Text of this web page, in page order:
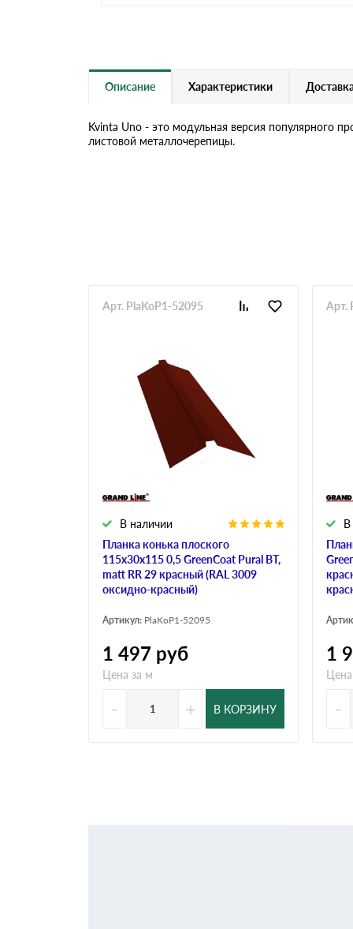
RAL 6020
Описание Характеристики
Kvinta Uno - это модульная версия популярного
листовой металлочерепицы.
Планка конька плоского
115х30х115 0,5 GreenCoat Pural BT,
matt RR 29 красный (RAL 3009
оксидно-красный)
В наличии
Арт. PlaKoP1-52095
Артикул: PlaKoP1-52095
1 497 руб
Цена за м
- + В КОРЗИНУ
В
Арт.
1
-